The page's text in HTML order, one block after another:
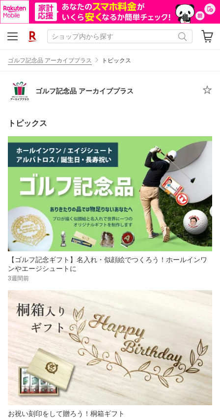
ゴルフ記念品 アーカイブプラス トピックス
ゴルフ記念品 アーカイブプラス
トピックス
【ゴルフ記念ギフト】名入れ・似顔絵でつくろう！ホールインワ
ンやエージシュートに
3週間前
お祝い刻印をして贈ろう！桐箱ギフト